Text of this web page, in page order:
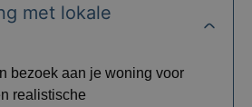
met lokale
bezoek aan je woning voor
realistische